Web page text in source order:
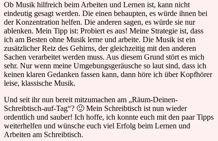
Ob Musik hilfreich beim Arbeiten und Lernen ist, kann nicht
eindeutig gesagt werden. Die einen behaupten, es würde ihnen bei
der Konzentration helfen. Die anderen sagen, es würde sie nur
ablenken. Mein Tipp ist: Probiert es aus! Meine Strategie ist, dass
ich am Besten ohne Musik lerne und arbeite. Die Musik ist ein
zusätzlicher Reiz des Gehirns, der gleichzeitig mit den anderen
Sachen verarbeitet werden muss. Aus diesem Grund stört es mich
sehr. Nur wenn meine Umgebungsgeräusche so laut sind, dass ich
keinen klaren Gedanken fassen kann, dann höre ich über Kopfhörer
leise, klassische Musik.
Und seit ihr nun bereit mitzumachen am „Räum-Deinen-
Schreibtisch-auf-Tag“? 🙂 Mein Schreibtisch ist nun wieder
ordentlich und sauber! Ich hoffe, ich konnte euch mit den paar Tipps
weiterhelfen und wünsche euch viel Erfolg beim Lernen und
Arbeiten am Schreibtisch.